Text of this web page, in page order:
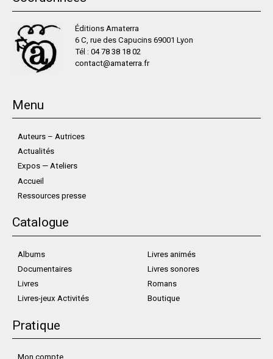
Éditions Amaterra
6 C, rue des Capucins 69001 Lyon
Tél : 04 78 38 18 02
contact@amaterra.fr
Menu
Auteurs – Autrices
Actualités
Expos — Ateliers
Accueil
Ressources presse
Catalogue
Albums
Documentaires
Livres
Livres-jeux Activités
Livres animés
Livres sonores
Romans
Boutique
Pratique
Mon compte